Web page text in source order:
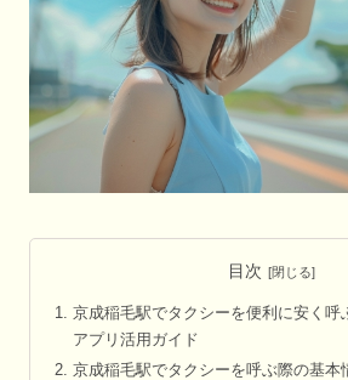
目次
京成稲毛駅でタクシーを便利に安く呼
アプリ活用ガイド
京成稲毛駅でタクシーを呼ぶ際の基本